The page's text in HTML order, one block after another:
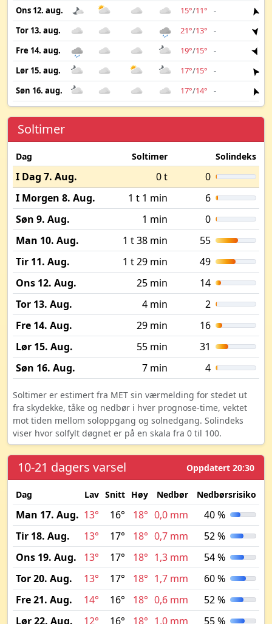
Ons 12. aug.
15°/11° -
Tor 13. aug.
21°/13° -
Fre 14. aug.
19°/15° -
Lør 15. aug.
17°/15° -
Søn 16. aug.
17°/14° -
Soltimer
Dag Soltimer Solindeks
I Dag 7. Aug. 0 t
0
I Morgen 8. Aug.
1 t 1 min
6
Søn 9. Aug.
1 min
0
Man 10. Aug.
1 t 38 min
55
Tir 11. Aug.
1 t 29 min
49
Ons 12. Aug.
25 min
14
Tor 13. Aug.
4 min
2
Fre 14. Aug.
29 min
16
Lør 15. Aug.
55 min
31
Søn 16. Aug.
7 min 4
Soltimer er estimert fra MET sin værmelding for stedet ut
fra skydekke, tåke og nedbør i hver prognose-time, vektet
mot tiden mellom soloppgang og solnedgang. Solindeks
viser hvor solfylt døgnet er på en skala fra 0 til 100.
10-21 dagers varsel Oppdatert 20:30
Dag Lav Snitt Høy Nedbør Nedbørsrisiko
Man 17. Aug. 13° 16° 18° 0,0 mm
40 %
Tir 18. Aug.
13° 17° 18° 0,7 mm
52 %
Ons 19. Aug.
13° 17° 18° 1,3 mm
54 %
Tor 20. Aug.
13° 17° 18° 1,7 mm
60 %
Fre 21. Aug.
14° 16° 18° 0,6 mm
52 %
Lør 22. Aug.
12° 16° 18° 1,0 mm 55 %